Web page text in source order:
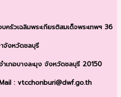
ครัวเฉลิมพระเกียรติสมเด็จพระเทพฯ 36
จังหวัดชลบุรี
ำเภอบางละมุง จังหวัดชลบุรี 20150
: vtcchonburi@dwf.go.th